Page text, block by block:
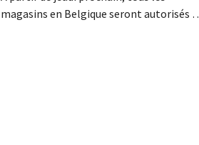
magasins en Belgique seront autorisés à